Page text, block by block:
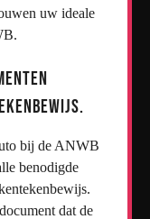
uw ideale
bij de ANWB
benodigde
dat de